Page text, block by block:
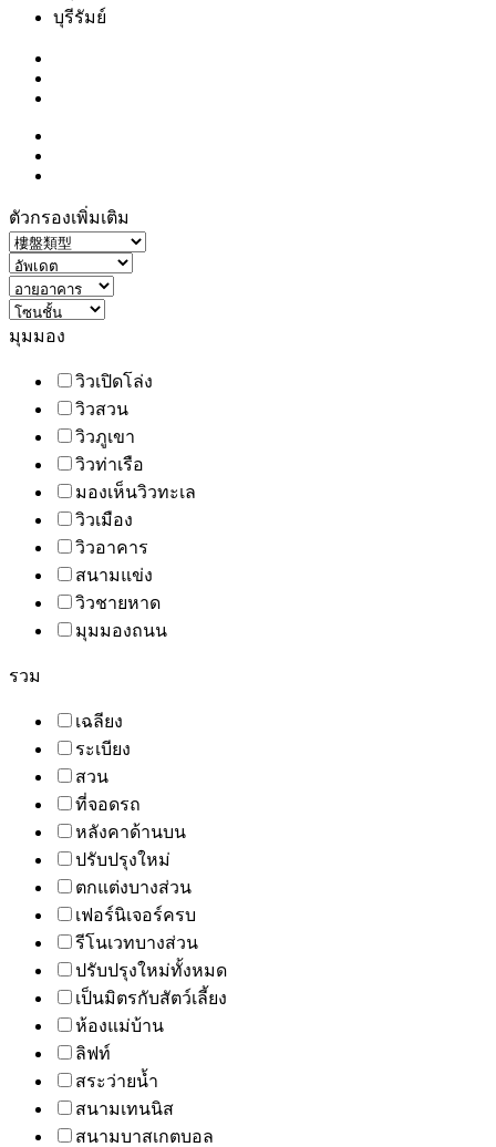
บุรีรัมย์
ตัวกรองเพิ่มเติม
มุมมอง
วิวเปิดโล่ง
วิวสวน
วิวภูเขา
วิวท่าเรือ
มองเห็นวิวทะเล
วิวเมือง
วิวอาคาร
สนามแข่ง
วิวชายหาด
มุมมองถนน
รวม
เฉลียง
ระเบียง
สวน
ที่จอดรถ
หลังคาด้านบน
ปรับปรุงใหม่
ตกแต่งบางส่วน
เฟอร์นิเจอร์ครบ
รีโนเวทบางส่วน
ปรับปรุงใหม่ทั้งหมด
เป็นมิตรกับสัตว์เลี้ยง
ห้องแม่บ้าน
ลิฟท์
สระว่ายน้ำ
สนามเทนนิส
สนามบาสเกตบอล